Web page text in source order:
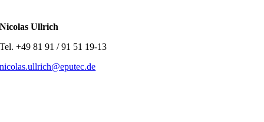
Nicolas Ullrich
Tel. +49 81 91 / 91 51 19-13
nicolas.ullrich@eputec.de